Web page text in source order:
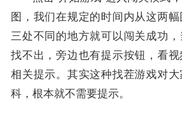
图，我们在规定的时间内从这两
三处不同的地方就可以闯关成功
找不出，旁边也有提示按钮，看
相关提示。其实这种找茬游戏对
科，根本就不需要提示。